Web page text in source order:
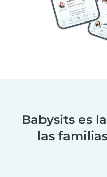
Babysits es
las